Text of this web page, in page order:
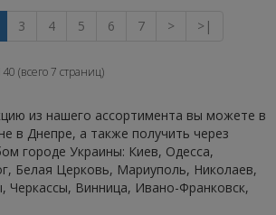
3 4 5 6 7 > >|
(всего 7 страниц)
из нашего ассортимента вы можете в
в Днепре, а также получить через
городе Украины: Киев, Одесса,
Белая Церковь, Мариуполь, Николаев,
Черкассы, Винница, Ивано-Франковск,